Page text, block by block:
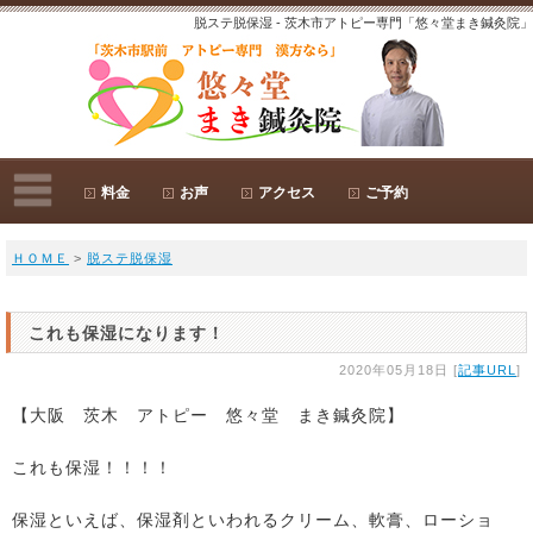
脱ステ脱保湿 - 茨木市アトピー専門「悠々堂まき鍼灸院」
料金 お声 アクセス ご予約
ＨＯＭＥ > 脱ステ脱保湿
これも保湿になります！
2020年05月18日 [記事URL ]
【大阪 茨木 アトピー 悠々堂 まき鍼灸院】
これも保湿！！！！
保湿といえば、保湿剤といわれるクリーム、軟膏、ローショ